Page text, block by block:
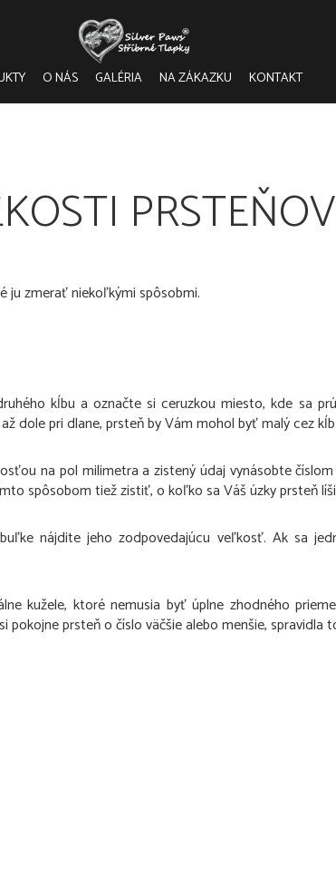
O NÁS GALÉRIA NA ZÁKAZKU KONTAKT
PRSTEŇOV
ju zmerať niekoľkými spôsobmi.
kĺbu a označte si ceruzkou miesto, kde sa
dole pri dlane, prsteň by Vám mohol byť malý cez kĺb.
na pol milimetra a zistený údaj vynásobte
spôsobom tiež zistiť, o koľko sa Váš úzky prsteň
nájdite jeho zodpovedajúcu veľkosť. Ak sa
kužele, ktoré nemusia byť úplne zhodného
prsteň o číslo väčšie alebo menšie, spravidla